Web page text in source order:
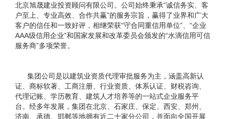
北京旭晟建业投资顾问有限公司。公司始终秉承“诚信务实、客
户至上、专业高效、合作共赢”的服务宗旨，赢得了业界和广大
客户的信任和一致好评，相继荣获“守合同重信用单位”、“企业
AAA级信用企业”和国家发展和改革委员会颁发的“水滴信用可信
服务商”多项荣誉。
集团公司是以建筑业资质代理审批服务为主，涵盖高新认
证、商标软著、工商注册、行业资质、体系认证、财税咨询、
代理记账、学历教育、建筑人才培养等的一站式企业服务平
台。经多年发展，集团在北京、石家庄、保定、西安、郑州、
济南、承德、邯郸等地拥有近二十家分公司，并面向全国开展